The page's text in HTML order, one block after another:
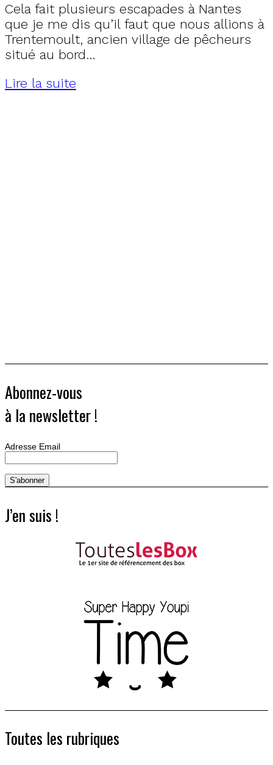
Cela fait plusieurs escapades à Nantes
que je me dis qu’il faut que nous allions à
Trentemoult, ancien village de pêcheurs
situé au bord…
Lire la suite
Abonnez-vous
à la newsletter !
Adresse Email
J’en suis !
Toutes les rubriques